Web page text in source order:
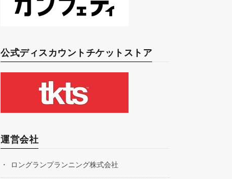
公式ディスカウントチケットストア
運営会社
ロングランプランニング株式会社